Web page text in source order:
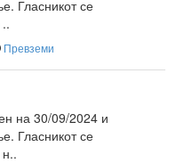
Гласникот се
Превземи
на 30/09/2024 и
Гласникот се